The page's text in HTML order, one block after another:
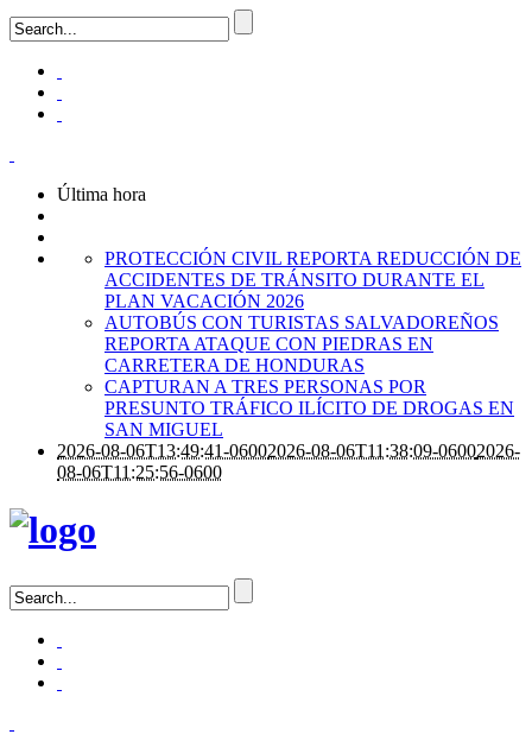
Última hora
PROTECCIÓN CIVIL REPORTA REDUCCIÓN DE
ACCIDENTES DE TRÁNSITO DURANTE EL
PLAN VACACIÓN 2026
AUTOBÚS CON TURISTAS SALVADOREÑOS
REPORTA ATAQUE CON PIEDRAS EN
CARRETERA DE HONDURAS
CAPTURAN A TRES PERSONAS POR
PRESUNTO TRÁFICO ILÍCITO DE DROGAS EN
SAN MIGUEL
2026-08-06T13:49:41-06002026-08-06T11:38:09-06002026-
08-06T11:25:56-0600